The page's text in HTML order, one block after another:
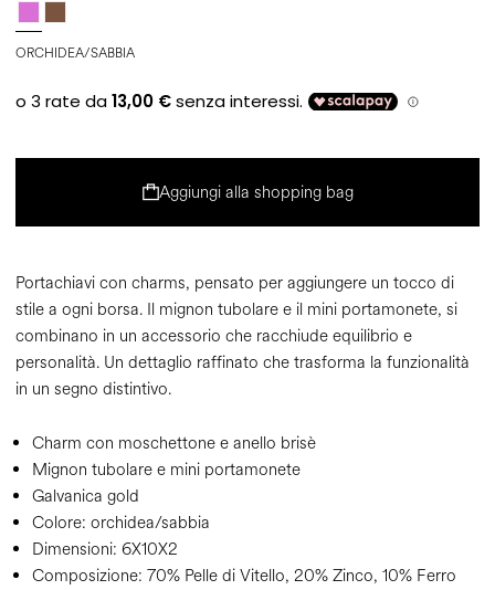
ORCHIDEA/SABBIA
Aggiungi alla shopping bag
Portachiavi con charms, pensato per aggiungere un tocco di
stile a ogni borsa. Il mignon tubolare e il mini portamonete, si
combinano in un accessorio che racchiude equilibrio e
personalità. Un dettaglio raffinato che trasforma la funzionalità
in un segno distintivo.
Charm con moschettone e anello brisè
Mignon tubolare e mini portamonete
Galvanica gold
Colore: orchidea/sabbia
Dimensioni: 6X10X2
Composizione: 70% Pelle di Vitello, 20% Zinco, 10% Ferro